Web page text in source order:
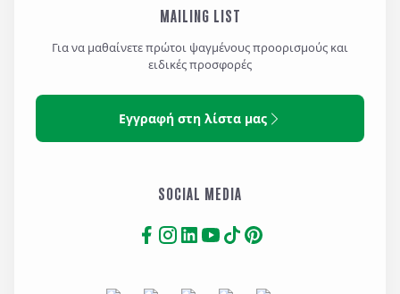
MAILING LIST
Για να μαθαίνετε πρώτοι ψαγμένους προορισμούς και
ειδικές προσφορές
Εγγραφή στη λίστα μας
SOCIAL MEDIA